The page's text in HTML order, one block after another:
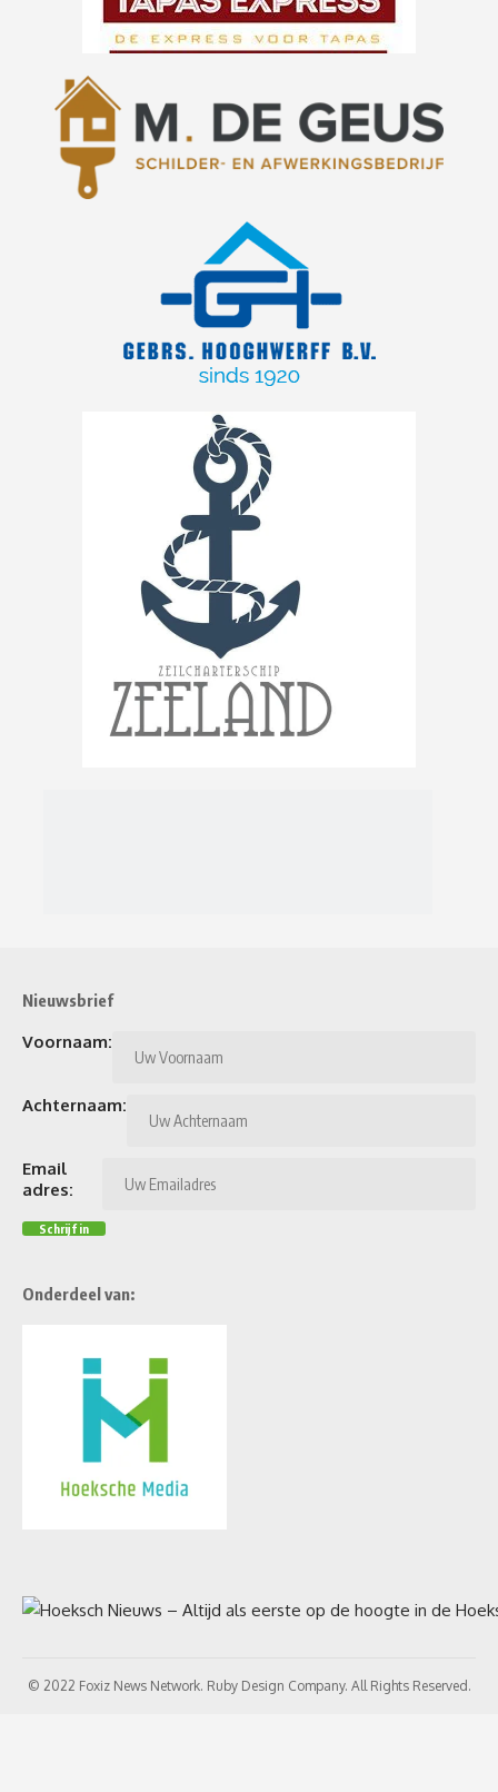
Nieuwsbrief
Voornaam:
Achternaam:
Email
adres:
Onderdeel van:
© 2022 Foxiz News Network. Ruby Design Company. All Rights Reserved.